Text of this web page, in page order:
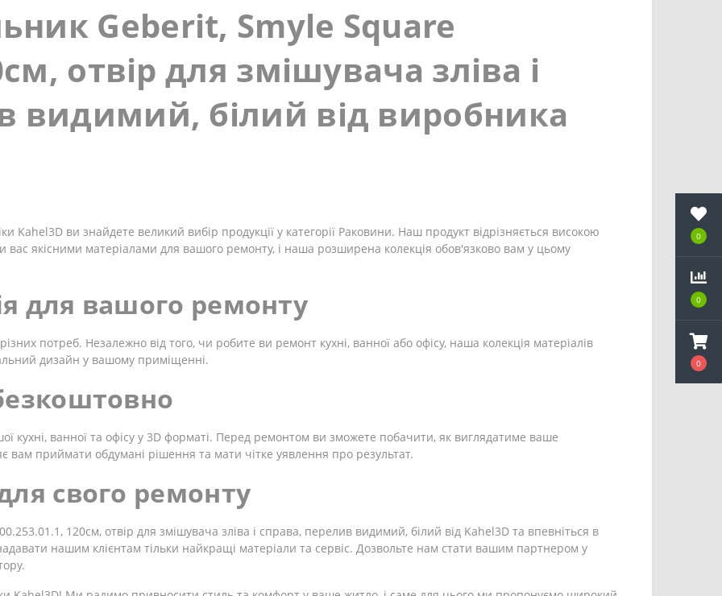
0
0
0
Geberit, Smyle Square
отвір для змішувача зліва і
видимий, білий від виробника
Kahel3D ви знайдете великий вибір продукції у категорії Раковини. Наш продукт відрізняється високою
вас якісними матеріалами для вашого ремонту, і наша розширена колекція обов'язково вам у цьому
для вашого ремонту
потреб. Незалежно від того, чи робите ви ремонт кухні, ванної або офісу, наша колекція матеріалів
дизайн у вашому приміщенні.
ванної та офісу у 3D форматі. Перед ремонтом ви зможете побачити, як виглядатиме ваше
приймати обдумані рішення та мати чітке уявлення про результат.
свого ремонту
120см, отвір для змішувача зліва і справа, перелив видимий, білий від Kahel3D та впевніться в
нашим клієнтам тільки найкращі матеріали та сервіс. Дозвольте нам стати вашим партнером у